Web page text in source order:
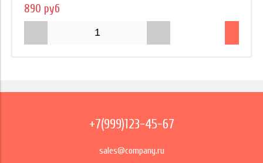
890 руб
+7(999)123-45-67
sales@company.ru